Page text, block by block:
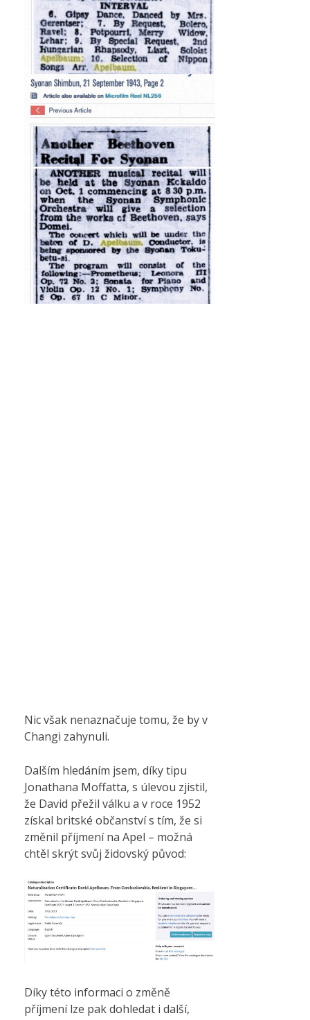
Nic však nenaznačuje tomu, že by v
Changi zahynuli.
Dalším hledáním jsem, díky tipu
Jonathana Moffatta, s úlevou zjistil,
že David přežil válku a v roce 1952
získal britské občanství s tím, že si
změnil příjmení na Apel – možná
chtěl skrýt svůj židovský původ:
Díky této informaci o změně
příjmení lze pak dohledat i další,